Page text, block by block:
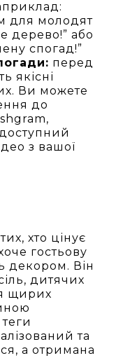
для молодят
дерево!” або
спогад!”
перед
якісні
Ви можете
до
з вашої
хто цінує
гостьову
декором. Він
дитячих
щирих
та
а отримана